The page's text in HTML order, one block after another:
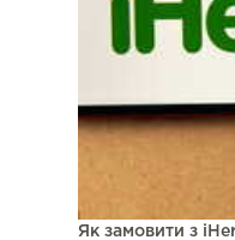
Як замовити з